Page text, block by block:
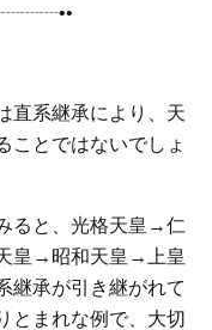
直系継承により、天
ことではないでしょ
ると、光格天皇→仁
皇→昭和天皇→上皇
継承が引き継がれて
とまれな例で、大切